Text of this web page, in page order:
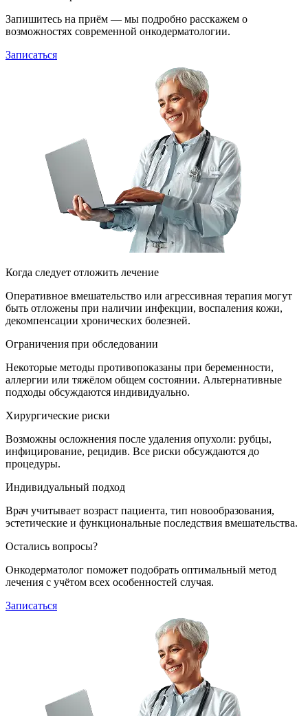
Запишитесь на приём — мы подробно расскажем о
возможностях современной онкодерматологии.
Записаться
Когда следует отложить лечение
Оперативное вмешательство или агрессивная терапия могут
быть отложены при наличии инфекции, воспаления кожи,
декомпенсации хронических болезней.
Ограничения при обследовании
Некоторые методы противопоказаны при беременности,
аллергии или тяжёлом общем состоянии. Альтернативные
подходы обсуждаются индивидуально.
Хирургические риски
Возможны осложнения после удаления опухоли: рубцы,
инфицирование, рецидив. Все риски обсуждаются до
процедуры.
Индивидуальный подход
Врач учитывает возраст пациента, тип новообразования,
эстетические и функциональные последствия вмешательства.
Остались вопросы?
Онкодерматолог поможет подобрать оптимальный метод
лечения с учётом всех особенностей случая.
Записаться